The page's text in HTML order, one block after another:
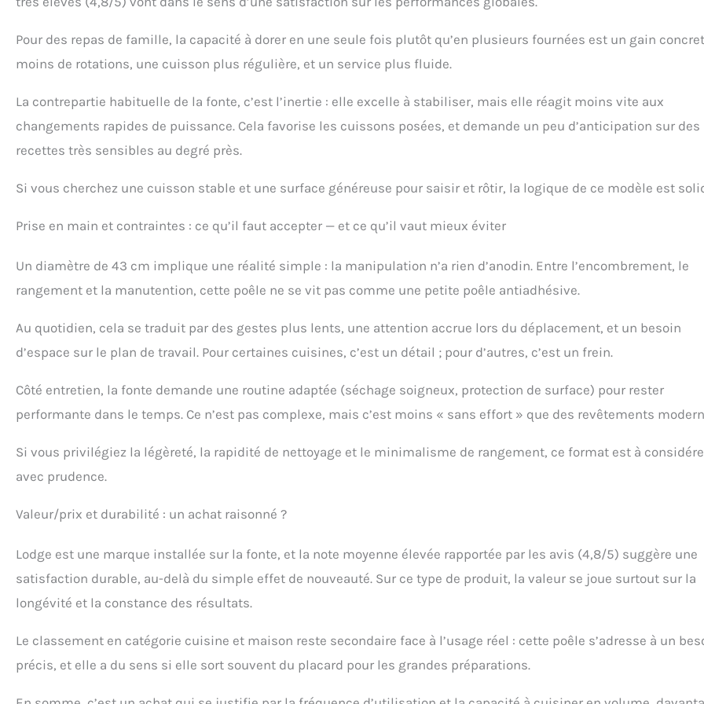
Pour des repas de famille, la capacité à dorer en une seule fois plutôt qu’en plusieurs fournées est un gain
moins de rotations, une cuisson plus régulière, et un service plus fluide.
La contrepartie habituelle de la fonte, c’est l’inertie : elle excelle à stabiliser, mais elle réagit moins vite aux
changements rapides de puissance. Cela favorise les cuissons posées, et demande un peu d’anticipation sur des
recettes très sensibles au degré près.
Si vous cherchez une cuisson stable et une surface généreuse pour saisir et rôtir, la logique de ce modèle est
Prise en main et contraintes : ce qu’il faut accepter — et ce qu’il vaut mieux éviter
Un diamètre de 43 cm implique une réalité simple : la manipulation n’a rien d’anodin. Entre l’encombrement, le
rangement et la manutention, cette poêle ne se vit pas comme une petite poêle antiadhésive.
Au quotidien, cela se traduit par des gestes plus lents, une attention accrue lors du déplacement, et un besoin
d’espace sur le plan de travail. Pour certaines cuisines, c’est un détail ; pour d’autres, c’est un frein.
Côté entretien, la fonte demande une routine adaptée (séchage soigneux, protection de surface) pour rester
performante dans le temps. Ce n’est pas complexe, mais c’est moins « sans effort » que des revêtements
Si vous privilégiez la légèreté, la rapidité de nettoyage et le minimalisme de rangement, ce format est à
avec prudence.
Valeur/prix et durabilité : un achat raisonné ?
Lodge est une marque installée sur la fonte, et la note moyenne élevée rapportée par les avis (4,8/5) suggère une
satisfaction durable, au-delà du simple effet de nouveauté. Sur ce type de produit, la valeur se joue surtout sur la
longévité et la constance des résultats.
Le classement en catégorie cuisine et maison reste secondaire face à l’usage réel : cette poêle s’adresse à un
précis, et elle a du sens si elle sort souvent du placard pour les grandes préparations.